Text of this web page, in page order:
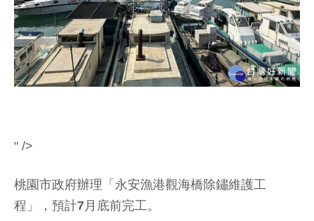
" />
桃園市政府辦理「永安漁港觀海橋除鏽維護工
程」，預計7月底前完工。